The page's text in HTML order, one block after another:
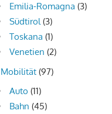
Emilia-Romagna (3)
Südtirol(3)
Toskana (1)
Venetien (2)
Mobilität (97)
Auto (11)
Bahn (45)